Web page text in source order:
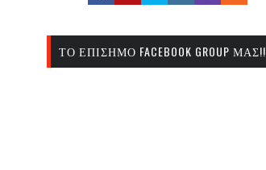
ΤΟ ΕΠΊΣΗΜΟ FACEBOOK GROUP ΜΑΣ!!